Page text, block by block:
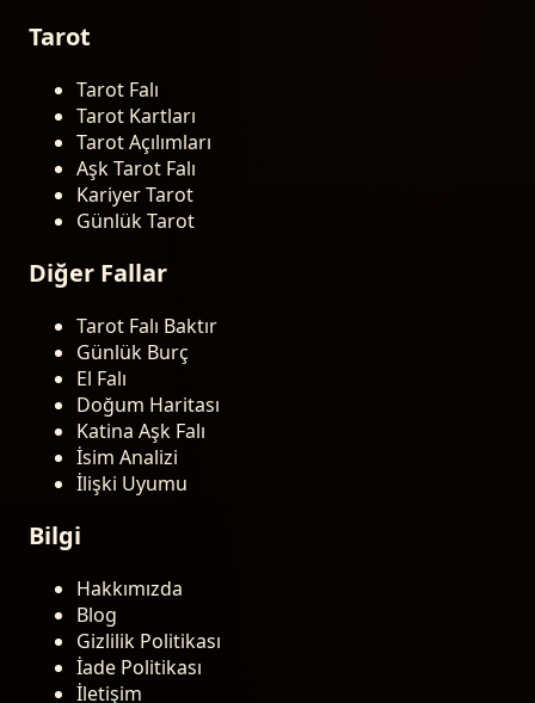
Tarot
Tarot Falı
Tarot Kartları
Tarot Açılımları
Aşk Tarot Falı
Kariyer Tarot
Günlük Tarot
Diğer Fallar
Tarot Falı Baktır
Günlük Burç
El Falı
Doğum Haritası
Katina Aşk Falı
İsim Analizi
İlişki Uyumu
Bilgi
Hakkımızda
Blog
Gizlilik Politikası
İade Politikası
İletişim